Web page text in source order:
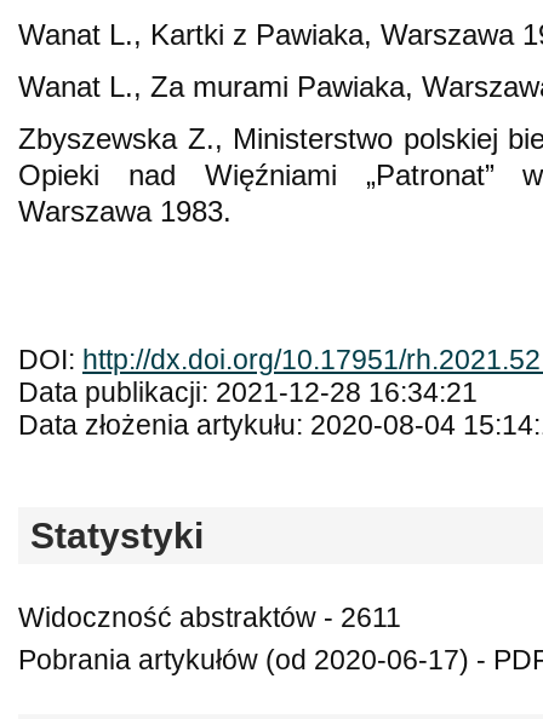
Wanat L., Kartki z Pawiaka, Warszawa
Wanat L., Za murami Pawiaka,
Zbyszewska Z., Ministerstwo polskiej
Opieki nad Więźniami „Patronat”
Warszawa 1983.
DOI: http://dx.doi.org/10.17951/
Data publikacji: 2021-12-28 16:34:21
Data złożenia artykułu: 2020-08-04
Statystyki
Widoczność abstraktów - 2611
Pobrania artykułów (od 2020-06-17) -